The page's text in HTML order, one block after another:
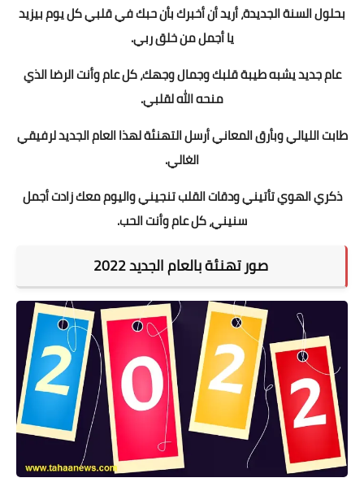
بحلول السنة الجديدة، أريد أن أخبرك بأن حبك في قلبي كل يوم بيزيد
يا أجمل من خلق ربي.
عام جديد يشبه طيبة قلبك وجمال وجهك، كل عام وأنت الرضا الذي
منحه الله لقلبي.
طابت الليالي وبأرق المعاني أرسل التهنئة لهذا العام الجديد لرفيقي
الغالي.
ذكري الهوي تأتيني ودقات القلب تنجيني واليوم معك زادت أجمل
سنيني، كل عام وأنت الحب.
صور تهنئة بالعام الجديد 2022